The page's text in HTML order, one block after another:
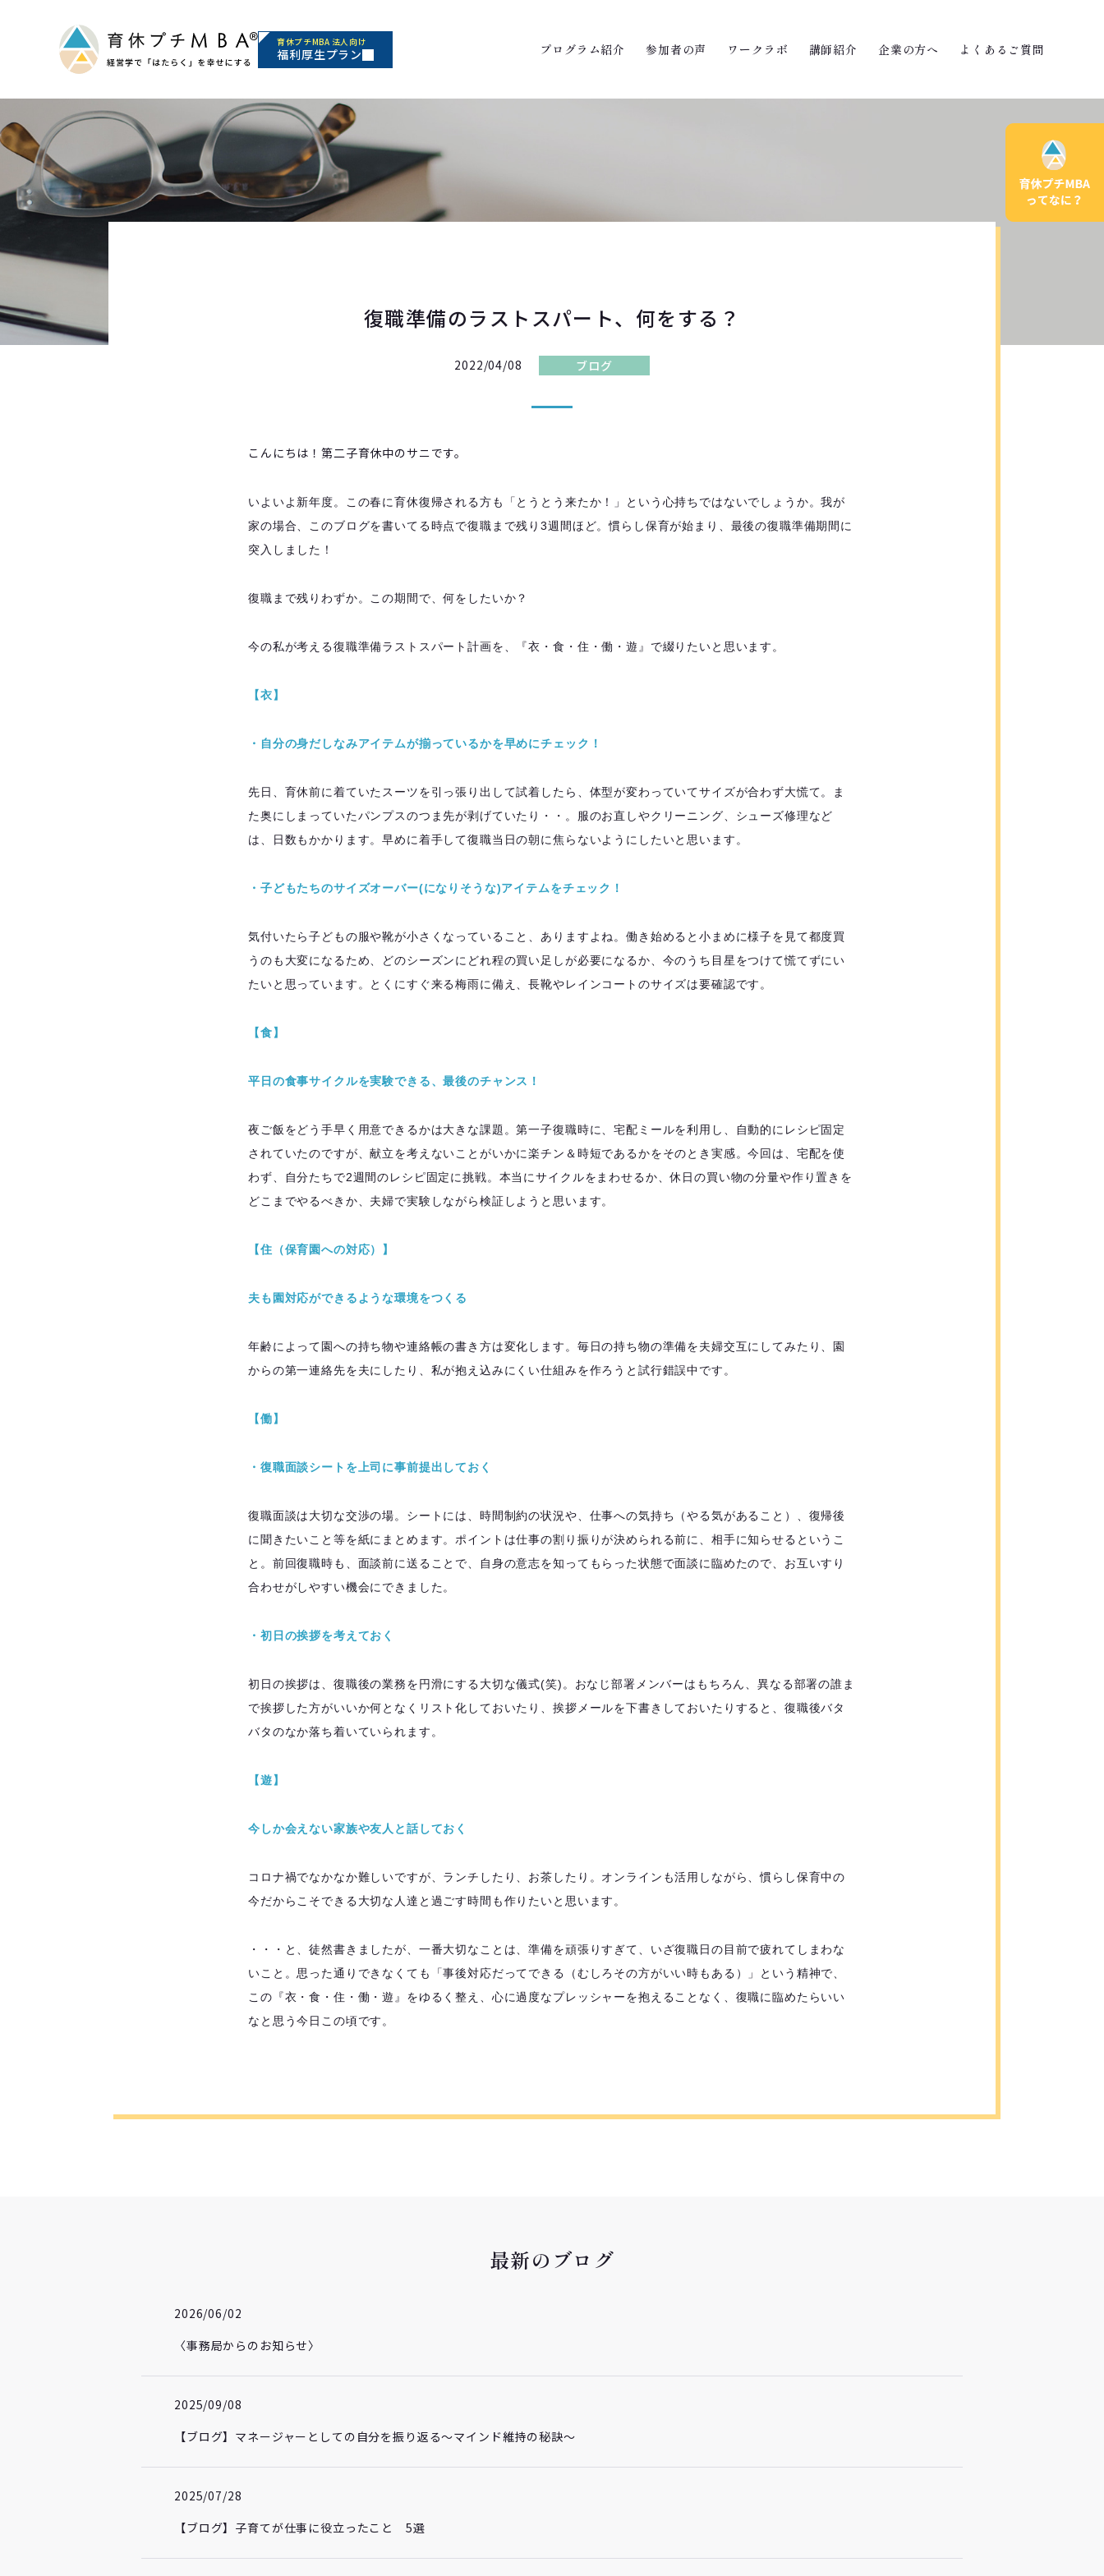
育休プチMBA 法人向け
福利厚生プラン プログラム紹介 参加者の声 ワークラボ 講師紹介 企業の方へ よくあるご質問
復職準備のラストスパート、何をする？
2022/04/08 ブログ
こんにちは！第二子育休中のサニです。
いよいよ新年度。この春に育休復帰される方も「とうとう来たか！」という心持ちではないでしょうか。我が
家の場合、このブログを書いてる時点で復職まで残り3週間ほど。慣らし保育が始まり、最後の復職準備期間に
突入しました！
復職まで残りわずか。この期間で、何をしたいか？
今の私が考える復職準備ラストスパート計画を、『衣・食・住・働・遊』で綴りたいと思います。
【衣】
・自分の身だしなみアイテムが揃っているかを早めにチェック！
先日、育休前に着ていたスーツを引っ張り出して試着したら、体型が変わっていてサイズが合わず大慌て。ま
た奥にしまっていたパンプスのつま先が剥げていたり・・。服のお直しやクリーニング、シューズ修理など
は、日数もかかります。早めに着手して復職当日の朝に焦らないようにしたいと思います。
・子どもたちのサイズオーバー(になりそうな)アイテムをチェック！
気付いたら子どもの服や靴が小さくなっていること、ありますよね。働き始めると小まめに様子を見て都度買
うのも大変になるため、どのシーズンにどれ程の買い足しが必要になるか、今のうち目星をつけて慌てずにい
たいと思っています。とくにすぐ来る梅雨に備え、長靴やレインコートのサイズは要確認です。
【食】
平日の食事サイクルを実験できる、最後のチャンス！
夜ご飯をどう手早く用意できるかは大きな課題。第一子復職時に、宅配ミールを利用し、自動的にレシピ固定
されていたのですが、献立を考えないことがいかに楽チン＆時短であるかをそのとき実感。今回は、宅配を使
わず、自分たちで2週間のレシピ固定に挑戦。本当にサイクルをまわせるか、休日の買い物の分量や作り置きを
どこまでやるべきか、夫婦で実験しながら検証しようと思います。
【住（保育園への対応）】
夫も園対応ができるような環境をつくる
年齢によって園への持ち物や連絡帳の書き方は変化します。毎日の持ち物の準備を夫婦交互にしてみたり、園
からの第一連絡先を夫にしたり、私が抱え込みにくい仕組みを作ろうと試行錯誤中です。
【働】
・復職面談シートを上司に事前提出しておく
復職面談は大切な交渉の場。シートには、時間制約の状況や、仕事への気持ち（やる気があること）、復帰後
に聞きたいこと等を紙にまとめます。ポイントは仕事の割り振りが決められる前に、相手に知らせるというこ
と。前回復職時も、面談前に送ることで、自身の意志を知ってもらった状態で面談に臨めたので、お互いすり
合わせがしやすい機会にできました。
・初日の挨拶を考えておく
初日の挨拶は、復職後の業務を円滑にする大切な儀式(笑)。おなじ部署メンバーはもちろん、異なる部署の誰ま
で挨拶した方がいいか何となくリスト化しておいたり、挨拶メールを下書きしておいたりすると、復職後バタ
バタのなか落ち着いていられます。
【遊】
今しか会えない家族や友人と話しておく
コロナ禍でなかなか難しいですが、ランチしたり、お茶したり。オンラインも活用しながら、慣らし保育中の
今だからこそできる大切な人達と過ごす時間も作りたいと思います。
・・・と、徒然書きましたが、一番大切なことは、準備を頑張りすぎて、いざ復職日の目前で疲れてしまわな
いこと。思った通りできなくても「事後対応だってできる（むしろその方がいい時もある）」という精神で、
この『衣・食・住・働・遊』をゆるく整え、心に過度なプレッシャーを抱えることなく、復職に臨めたらいい
なと思う今日この頃です。
最新のブログ
2026/06/02
〈事務局からのお知らせ〉
2025/09/08
【ブログ】マネージャーとしての自分を振り返る～マインド維持の秘訣～
2025/07/28
【ブログ】子育てが仕事に役立ったこと 5選